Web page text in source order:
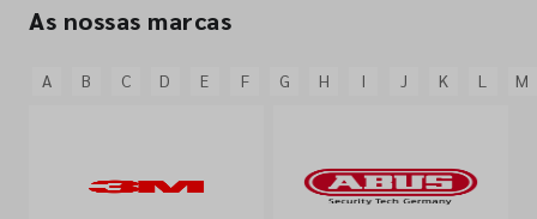
As nossas marcas
A B C D E F G H I J K L M